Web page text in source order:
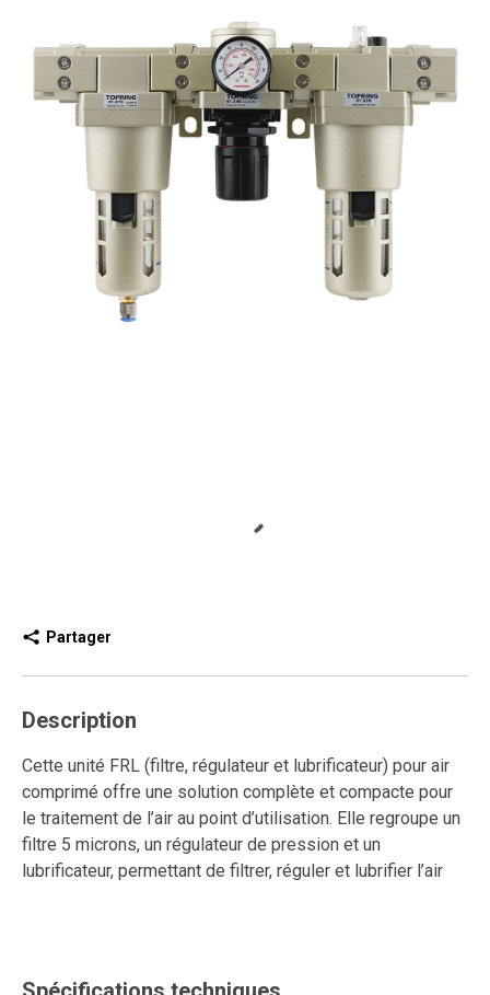
Partager
Description
Cette unité FRL (filtre, régulateur et lubrificateur) pour air
comprimé offre une solution complète et compacte pour
le traitement de l’air au point d’utilisation. Elle regroupe un
filtre 5 microns, un régulateur de pression et un
lubrificateur, permettant de filtrer, réguler et lubrifier l’air